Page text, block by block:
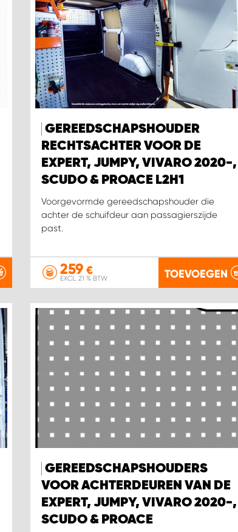
GEREEDSCHAPSHOUDER
RECHTSACHTER VOOR DE
EXPERT, JUMPY, VIVARO 2020-,
SCUDO & PROACE L2H1
Voorgevormde gereedschapshouder die
achter de schuifdeur aan passagierszijde
past.
259€
EXCL. 21 % BTW TOEVOEGEN
GEREEDSCHAPSHOUDERS
VOOR ACHTERDEUREN VAN DE
EXPERT, JUMPY, VIVARO 2020-,
SCUDO & PROACE